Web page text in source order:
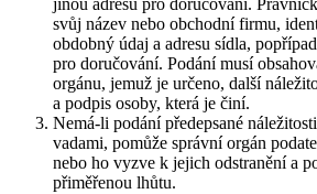
svůj název nebo obchodní firmu,
obdobný údaj a adresu sídla,
pro doručování. Podání musí
orgánu, jemuž je určeno, další
a podpis osoby, která je činí.
Nemá-li podání předepsané
vadami, pomůže správní orgán
nebo ho vyzve k jejich odstranění a
přiměřenou lhůtu.